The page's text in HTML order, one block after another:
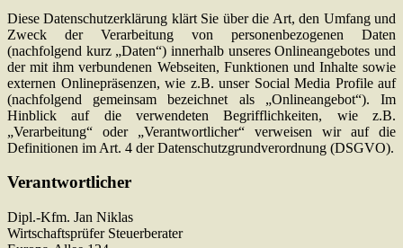
Diese Datenschutzerklärung klärt Sie über die Art, den Umfang und
Zweck der Verarbeitung von personenbezogenen Daten
(nachfolgend kurz „Daten“) innerhalb unseres Onlineangebotes und
der mit ihm verbundenen Webseiten, Funktionen und Inhalte sowie
externen Onlinepräsenzen, wie z.B. unser Social Media Profile auf
(nachfolgend gemeinsam bezeichnet als „Onlineangebot“). Im
Hinblick auf die verwendeten Begrifflichkeiten, wie z.B.
„Verarbeitung“ oder „Verantwortlicher“ verweisen wir auf die
Definitionen im Art. 4 der Datenschutzgrundverordnung (DSGVO).
Verantwortlicher
Dipl.-Kfm. Jan Niklas
Wirtschaftsprüfer Steuerberater